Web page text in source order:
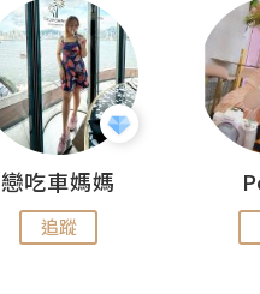
戀吃車媽媽
追蹤